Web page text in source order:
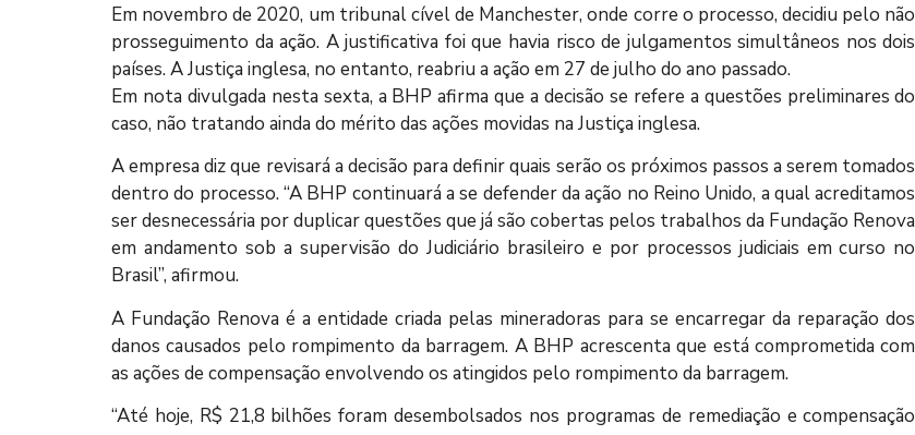
Em novembro de 2020, um tribunal cível de Manchester, onde corre o processo, decidiu pelo não
prosseguimento da ação. A justificativa foi que havia risco de julgamentos simultâneos nos dois
países. A Justiça inglesa, no entanto, reabriu a ação em 27 de julho do ano passado.
Em nota divulgada nesta sexta, a BHP afirma que a decisão se refere a questões preliminares do
caso, não tratando ainda do mérito das ações movidas na Justiça inglesa.
A empresa diz que revisará a decisão para definir quais serão os próximos passos a serem tomados
dentro do processo. “A BHP continuará a se defender da ação no Reino Unido, a qual acreditamos
ser desnecessária por duplicar questões que já são cobertas pelos trabalhos da Fundação Renova
em andamento sob a supervisão do Judiciário brasileiro e por processos judiciais em curso no
Brasil”, afirmou.
A Fundação Renova é a entidade criada pelas mineradoras para se encarregar da reparação dos
danos causados pelo rompimento da barragem. A BHP acrescenta que está comprometida com
as ações de compensação envolvendo os atingidos pelo rompimento da barragem.
“Até hoje, R$ 21,8 bilhões foram desembolsados nos programas de remediação e compensação